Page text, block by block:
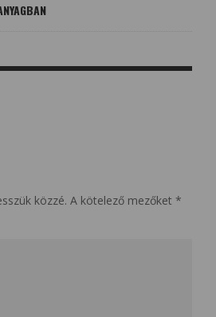
közzé. A kötelező mezőket *